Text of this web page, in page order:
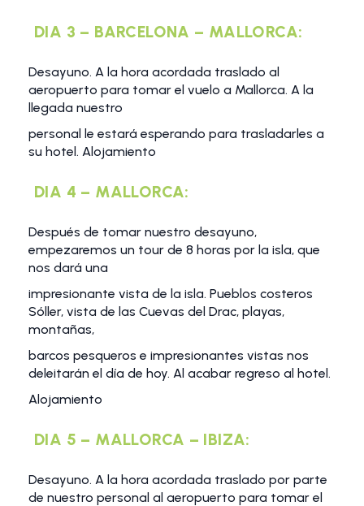
DIA 3 – BARCELONA – MALLORCA:
Desayuno. A la hora acordada traslado al
aeropuerto para tomar el vuelo a Mallorca. A la
llegada nuestro
personal le estará esperando para trasladarles a
su hotel. Alojamiento
DIA 4 – MALLORCA:
Después de tomar nuestro desayuno,
empezaremos un tour de 8 horas por la isla, que
nos dará una
impresionante vista de la isla. Pueblos costeros
Sóller, vista de las Cuevas del Drac, playas,
montañas,
barcos pesqueros e impresionantes vistas nos
deleitarán el día de hoy. Al acabar regreso al hotel.
Alojamiento
DIA 5 – MALLORCA – IBIZA:
Desayuno. A la hora acordada traslado por parte
de nuestro personal al aeropuerto para tomar el